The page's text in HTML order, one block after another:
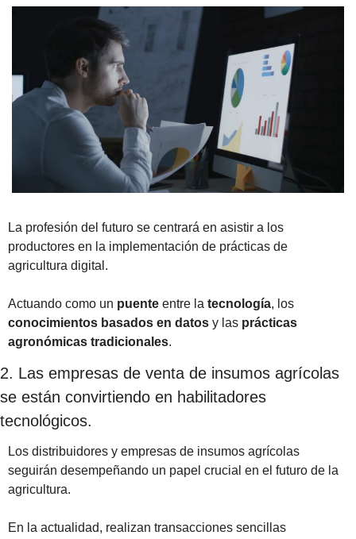
La profesión del futuro se centrará en asistir a los
productores en la implementación de prácticas de
agricultura digital.
Actuando como un puente entre la tecnología
conocimientos basados en datos y las prácticas
agronómicas tradicionales.
2. Las empresas de venta de insumos agrícolas
se están convirtiendo en habilitadores
tecnológicos.
Los distribuidores y empresas de insumos agrícolas
seguirán desempeñando un papel crucial en el futuro de la
agricultura.
En la actualidad, realizan transacciones sencillas